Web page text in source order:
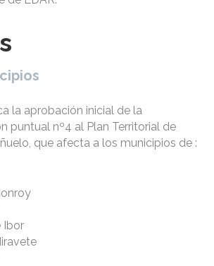
la aprobación inicial de la
puntual nº4 al Plan Territorial de
que afecta a los municipios de :
Ibor